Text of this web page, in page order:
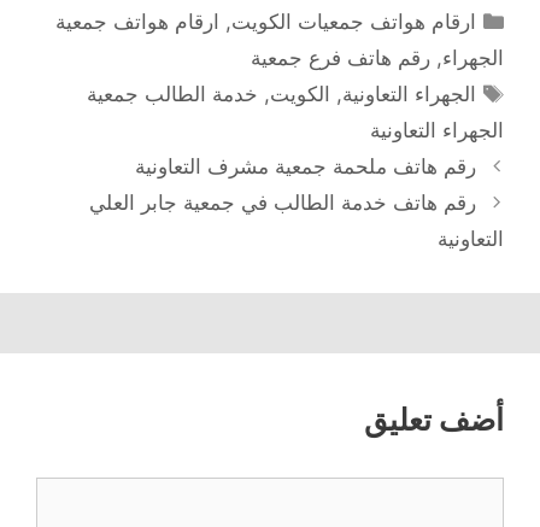
التصنيفات
ارقام هواتف جمعيات الكويت, ارقام هواتف جمعية
الجهراء, رقم هاتف فرع جمعية
الوسوم
الجهراء التعاونية, الكويت, خدمة الطالب جمعية
الجهراء التعاونية
رقم هاتف ملحمة جمعية مشرف التعاونية
رقم هاتف خدمة الطالب في جمعية جابر العلي
التعاونية
أضف تعليق